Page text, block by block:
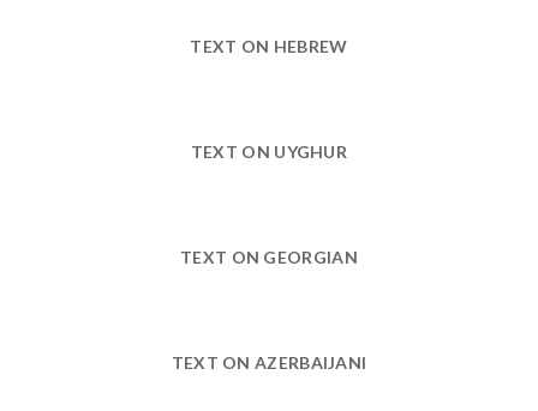
TEXT ON HEBREW
TEXT ON UYGHUR
TEXT ON GEORGIAN
TEXT ON AZERBAIJANI